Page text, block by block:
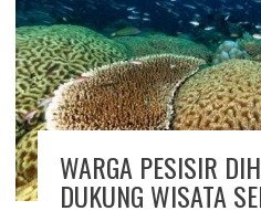
WARGA PESISIR
DUKUNG WISATA